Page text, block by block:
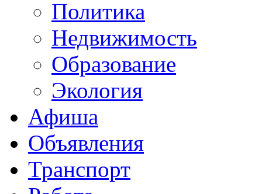
Политика
Недвижимость
Образование
Экология
Афиша
Объявления
Транспорт